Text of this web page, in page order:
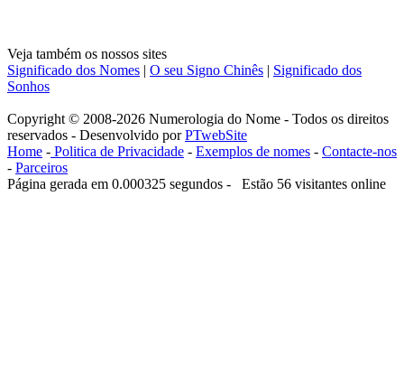
Veja também os nossos sites
Significado dos Nomes
O seu Signo Chinês
Significado dos
Sonhos
Copyright © 2008-2026 Numerologia do Nome - Todos os direitos
reservados - Desenvolvido porPTwebSite
Home - Politica de Privacidade - Exemplos de nomes - Contacte-nos
- Parceiros
Página gerada em 0.000325 segundos - Estão 56 visitantes online